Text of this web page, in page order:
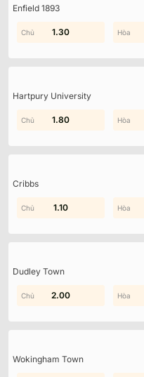
Enfield 1893
1.90
1.30
Hartpury University
2.00
1.80
Cribbs
1.90
1.10
Dudley Town
0.90
2.00
Wokingham Town